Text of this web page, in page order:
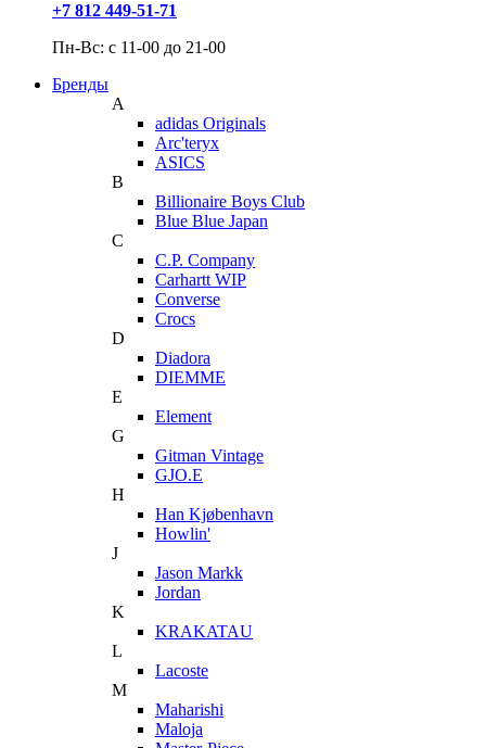
+7 812 449-51-71
Пн-Вс: с 11-00 до 21-00
Бренды
A
adidas Originals
Arc'teryx
ASICS
B
Billionaire Boys Club
Blue Blue Japan
C
C.P. Company
Carhartt WIP
Converse
Crocs
D
Diadora
DIEMME
E
Element
G
Gitman Vintage
GJO.E
H
Han Kjøbenhavn
Howlin'
J
Jason Markk
Jordan
K
KRAKATAU
L
Lacoste
M
Maharishi
Maloja